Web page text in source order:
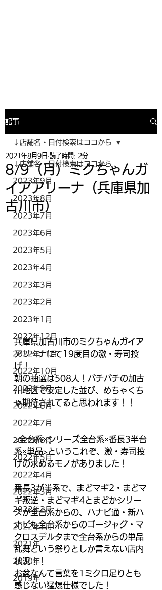
記事
↓店舗名・日付検索はココから
2023年9月
2023年8月
2023年7月
2023年6月
2023年5月
2023年4月
2023年3月
2023年2月
2023年1月
2022年12月
2022年11月
2022年10月
2022年9月
2022年8月
2022年7月
2022年6月
2022年5月
2022年4月
2022年3月
2022年2月
2022年1月
2021年
2020年
2019年
↓店舗名・日付検索はココから
8/9（月）ミクちゃんガ
イアアリーナ（兵庫県加
古川市）
2021年8月9日 読了時間: 2分
兵庫県加古川市のミクちゃんガイア
アリーナにて19度目の激・寿司投
げ！
朝の抽選は508人！バチバチの加古
川地区で安定した並び、めちゃくち
ゃ期待されてると思われます！！
<全台系×シリーズ全台系×番長3半台
系×単品>というこれぞ、激・寿司投
げの求めるモノがありました！
番長3が半系で、まどマギ2・まどマ
ギ叛逆・まどマギ4とまどかシリー
ズが全台系からの、ハナビ通・新ハ
ナビも全台系からのゴージャグ・マ
クロスデルタまで全台系からの単品
乱舞という祭りとしか言えない店内
状況！！
お盆なんて言葉を1ミクロ足りとも
感じない猛爆仕様でした！